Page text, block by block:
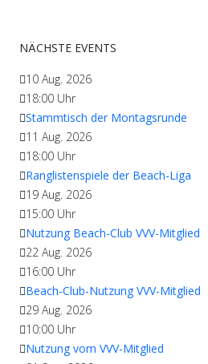
NÄCHSTE EVENTS
10 Aug. 2026
18:00 Uhr
Stammtisch der Montagsrunde
11 Aug. 2026
18:00 Uhr
Ranglistenspiele der Beach-Liga
19 Aug. 2026
15:00 Uhr
Nutzung Beach-Club VVV-Mitglied
22 Aug. 2026
16:00 Uhr
Beach-Club-Nutzung VVV-Mitglied
29 Aug. 2026
10:00 Uhr
Nutzung vom VVV-Mitglied